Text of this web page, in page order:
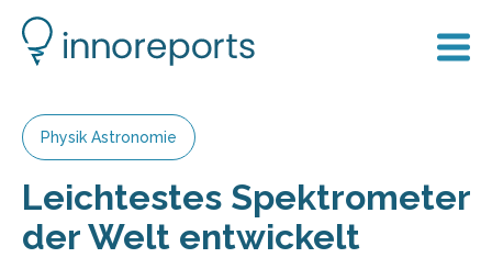
Physik Astronomie
Leichtestes Spektrometer
der Welt entwickelt